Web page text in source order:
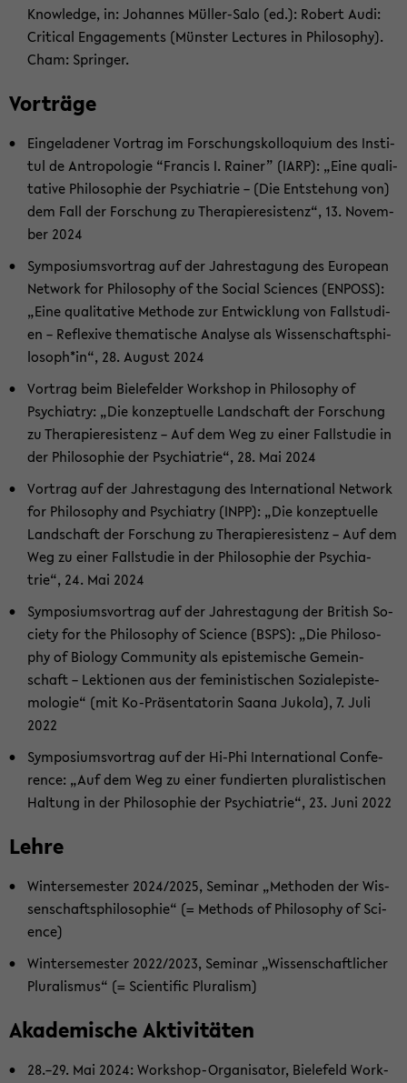
Know­ledge, in: Jo­han­nes Müller-​Salo (ed.): Ro­bert Audi:
Cri­ti­cal En­ga­ge­ments (Müns­ter Lec­tu­res in Phi­lo­so­phy).
Cham: Sprin­ger.
Vor­trä­ge
Ein­ge­la­de­ner Vor­trag im For­schungs­kol­lo­qui­um des In­sti­
tul de An­tro­po­lo­gie “Fran­cis I. Rai­ner” (IARP): „Eine qua­li­
ta­ti­ve Phi­lo­so­phie der Psych­ia­trie – (Die Ent­ste­hung von)
dem Fall der For­schung zu The­ra­pie­re­sis­tenz“, 13. No­vem­
ber 2024
Sym­po­si­ums­vor­trag auf der Jah­res­ta­gung des Eu­ropean
Net­work for Phi­lo­so­phy of the So­cial Sci­en­ces (EN­POSS):
„Eine qua­li­ta­ti­ve Me­tho­de zur Ent­wick­lung von Fall­stu­di­
en – Re­fle­xi­ve the­ma­ti­sche Ana­ly­se als Wis­sen­schafts­phi­
lo­soph*in“, 28. Au­gust 2024
Vor­trag beim Bie­le­fel­der Work­shop in Phi­lo­so­phy of
Psych­ia­try: „Die kon­zep­tu­el­le Land­schaft der For­schung
zu The­ra­pie­re­sis­tenz – Auf dem Weg zu einer Fall­stu­die in
der Phi­lo­so­phie der Psych­ia­trie“, 28. Mai 2024
Vor­trag auf der Jah­res­ta­gung des In­ter­na­tio­nal Net­work
for Phi­lo­so­phy and Psych­ia­try (INPP): „Die kon­zep­tu­el­le
Land­schaft der For­schung zu The­ra­pie­re­sis­tenz – Auf dem
Weg zu einer Fall­stu­die in der Phi­lo­so­phie der Psych­ia­
trie“, 24. Mai 2024
Sym­po­si­ums­vor­trag auf der Jah­res­ta­gung der Bri­tish So­
cie­ty for the Phi­lo­so­phy of Sci­ence (BSPS): „Die Phi­lo­so­
phy of Bio­lo­gy Com­mu­ni­ty als epis­te­mi­sche Ge­mein­
schaft – Lek­tio­nen aus der fe­mi­nis­ti­schen So­zi­alepis­te­
mo­lo­gie“ (mit Ko-​Präsentatorin Saana Juko­la), 7. Juli
2022
Sym­po­si­ums­vor­trag auf der Hi-​Phi In­ter­na­tio­nal Con­fe­
rence: „Auf dem Weg zu einer fun­dier­ten plu­ra­lis­ti­schen
Hal­tung in der Phi­lo­so­phie der Psych­ia­trie“, 23. Juni 2022
Lehre
Win­ter­se­mes­ter 2024/2025, Se­mi­nar „Me­tho­den der Wis­
sen­schafts­phi­lo­so­phie“ (= Me­thods of Phi­lo­so­phy of Sci­
ence)
Win­ter­se­mes­ter 2022/2023, Se­mi­nar „Wis­sen­schaft­li­cher
Plu­ra­lis­mus“ (= Sci­en­ti­fic Plu­ra­lism)
Aka­de­mi­sche Ak­ti­vi­tä­ten
28.–29. Mai 2024: Workshop-​Organisator, Bie­le­feld Work­